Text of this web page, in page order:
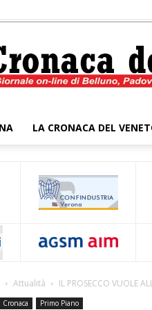
LA CRONACA DEL
Attualità IL PROSECCO VUOLE
Cronaca Primo Piano